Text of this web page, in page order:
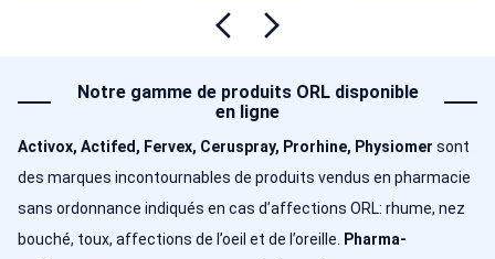
Notre gamme de produits ORL disponible
en ligne
Activox, Actifed, Fervex, Ceruspray, Prorhine, Physiomer sont
des marques incontournables de produits vendus en pharmacie
sans ordonnance indiqués en cas d’affections ORL: rhume, nez
bouché, toux, affections de l’oeil et de l’oreille.
Pharma-